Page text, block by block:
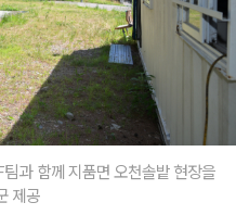
과 함께 지품면 오천솔밭 현장을
제공